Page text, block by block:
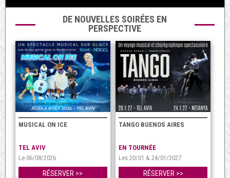
DE NOUVELLES SOIRÉES EN
PERSPECTIVE
MUSICAL ON ICE
TEL AVIV
Le 06/08/2026
RÉSERVER >>
TANGO BUENOS AIRES
EN TOURNÉE
Les 20/01 & 24/01/2027
RÉSERVER >>